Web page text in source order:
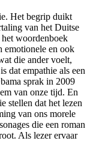
Het begrip duikt
van het Duitse
woordenboek
emotionele en ook
die ander voelt,
dat empathie als een
sprak in 2009
van onze tijd. En
stellen dat het lezen
van ons morele
die een roman
Als lezer ervaar